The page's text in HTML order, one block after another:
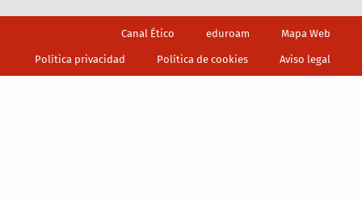
Canal Ético eduroam Mapa Web
Política privacidad Política de cookies Aviso legal